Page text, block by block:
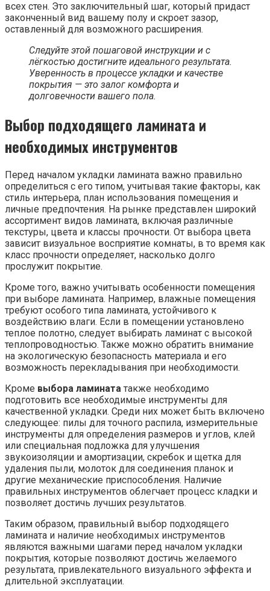
всех стен. Это заключительный шаг, который придаст
законченный вид вашему полу и скроет зазор,
оставленный для возможного расширения.
Следуйте этой пошаговой инструкции и с
лёгкостью достигните идеального результата.
Уверенность в процессе укладки и качестве
покрытия — это залог комфорта и
долговечности вашего пола.
Выбор подходящего ламината и
необходимых инструментов
Перед началом укладки ламината важно правильно
определиться с его типом, учитывая такие факторы, как
стиль интерьера, план использования помещения и
личные предпочтения. На рынке представлен широкий
ассортимент видов ламината, включая различные
текстуры, цвета и классы прочности. От выбора цвета
зависит визуальное восприятие комнаты, в то время как
класс прочности определяет, насколько долго
прослужит покрытие.
Кроме того, важно учитывать особенности помещения
при выборе ламината. Например, влажные помещения
требуют особого типа ламината, устойчивого к
воздействию влаги. Если в помещении установлено
теплое полотно, следует выбирать ламинат с высокой
теплопроводностью. Также можно обратить внимание
на экологическую безопасность материала и его
возможность перекладывания при необходимости.
Кроме выбора ламината также необходимо
подготовить все необходимые инструменты для
качественной укладки. Среди них может быть включено
следующее: пилы для точного распила, измерительные
инструменты для определения размеров и углов, клей
или специальная подложка для улучшения
звукоизоляции и амортизации, скребок и щетка для
удаления пыли, молоток для соединения планок и
другие механические приспособления. Наличие
правильных инструментов облегчает процесс кладки и
позволяет достичь лучших результатов.
Таким образом, правильный выбор подходящего
ламината и наличие необходимых инструментов
являются важными шагами перед началом укладки
покрытия, которые позволяют достичь желаемого
результата, привлекательного визуального эффекта и
длительной эксплуатации.